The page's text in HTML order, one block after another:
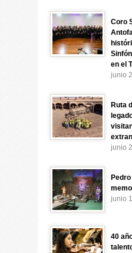
Coro
en el
junio
Ruta
junio
junio
40